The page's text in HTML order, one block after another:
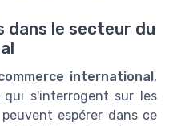
dans le secteur du
international ,
qui s'interrogent sur les
espérer dans ce